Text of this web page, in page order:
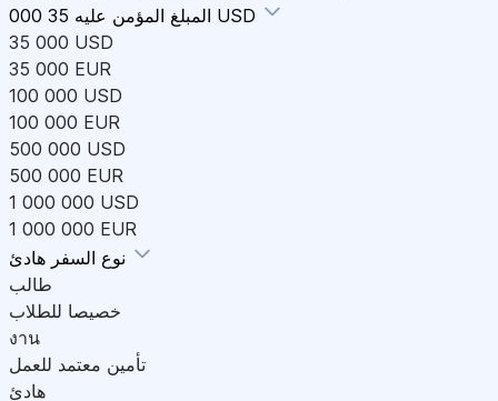
المبلغ المؤمن عليه 35 000 USD
35 000 USD
35 000 EUR
100 000 USD
100 000 EUR
500 000 USD
500 000 EUR
1 000 000 USD
1 000 000 EUR
نوع السفر
طالب
خصيصا للطلاب
งาน
تأمين معتمد للعمل
هادئ